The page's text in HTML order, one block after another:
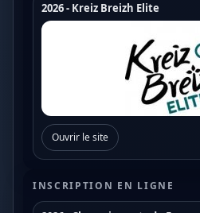
Championnats de France
Coupe de France Cyclo Cross
Coupe de France N1
Coupe de France N2
Coupe de France N3
Coupe de France U17
2026 - Kreiz Breizh Elite
Ouvrir le site
INSCRIPTION EN LIGNE